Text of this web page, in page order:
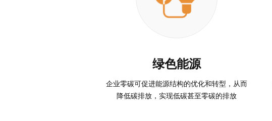
绿色能源
企业零碳可促进能源结构的优化和转型，从而
降低碳排放，实现低碳甚至零碳的排放